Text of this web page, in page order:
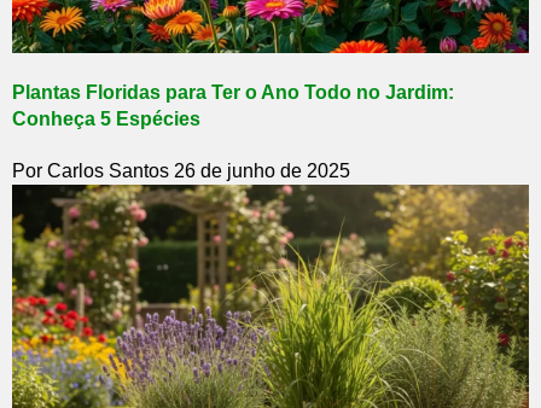
Plantas Floridas para Ter o Ano Todo no Jardim:
Conheça 5 Espécies
Por Carlos Santos 26 de junho de 2025